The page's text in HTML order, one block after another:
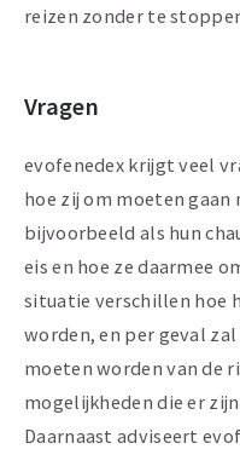
reizen zonder te
Vragen
evofenedex krijgt veel
hoe zij om moeten
bijvoorbeeld als hun
eis en hoe ze daarmee
situatie verschillen hoe
worden, en per geval
moeten worden van de
mogelijkheden die er
Daarnaast adviseert